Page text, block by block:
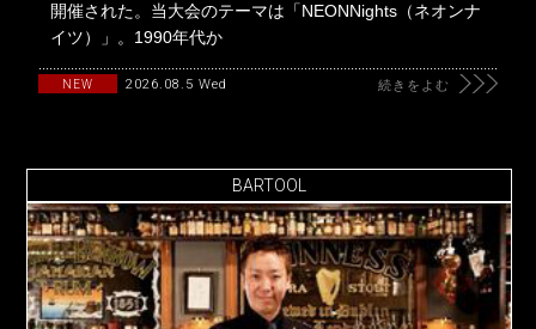
開催された。当大会のテーマは「NEONNights（ネオンナ
イツ）」。1990年代か
NEW 2026.08.5 Wed 続きをよむ
BARTOOL